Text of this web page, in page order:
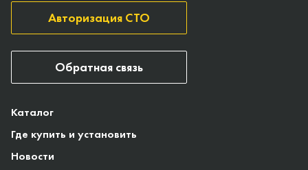
Каталог
Где купить и установить
Новости
Авторизация СТО
Обратная связь